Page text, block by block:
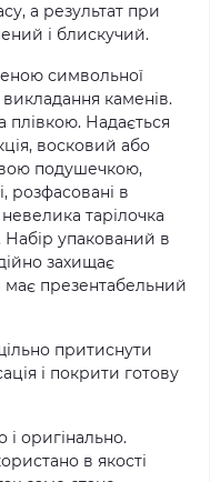
а результат при
і блискучий.
символьної
каменів.
Надається
восковий або
подушечкою,
розфасовані в
тарілочка
Набір упакований в
захищає
має презентабельний
притиснути
і покрити готову
і оригінально.
в якості